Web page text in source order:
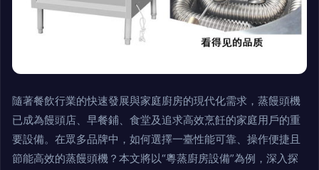
隨著餐飲行業的快速發展與家庭廚房的現代化需求，蒸饅頭機
已成為饅頭店、早餐鋪、食堂及追求高效烹飪的家庭用戶的重
要設備。在眾多品牌中，如何選擇一臺性能可靠、操作便捷且
節能高效的蒸饅頭機？本文將以“粵蒸廚房設備”為例，深入探